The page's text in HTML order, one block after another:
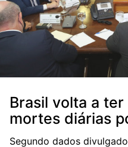
Brasil volta a
mortes diárias
Segundo dados